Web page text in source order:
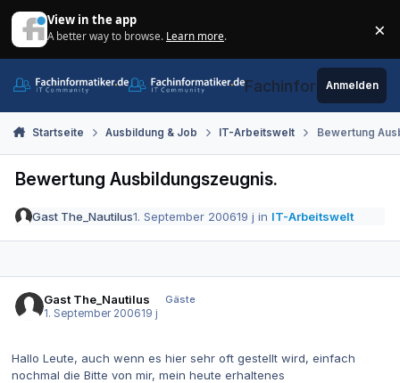
View in the app
A better way to browse. Learn more. ×
Fachinformatiker.de
Anmelden
Startseite Ausbildung & Job IT-Arbeitswelt Bewertung
Bewertung Ausbildungszeugnis.
Gast The_Nautilus1. September 200619 j in IT-Arbeitswelt
Gast The_Nautilus
Gäste
1. September 200619 j
Hallo Leute, auch wenn es hier sehr oft gestellt wird, einfach
nochmal die Bitte von mir, mein heute erhaltenes